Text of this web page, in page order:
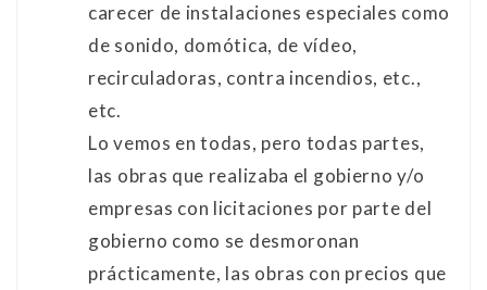
carecer de instalaciones especiales como
de sonido, domótica, de vídeo,
recirculadoras, contra incendios, etc.,
etc.
Lo vemos en todas, pero todas partes,
las obras que realizaba el gobierno y/o
empresas con licitaciones por parte del
gobierno como se desmoronan
prácticamente, las obras con precios que